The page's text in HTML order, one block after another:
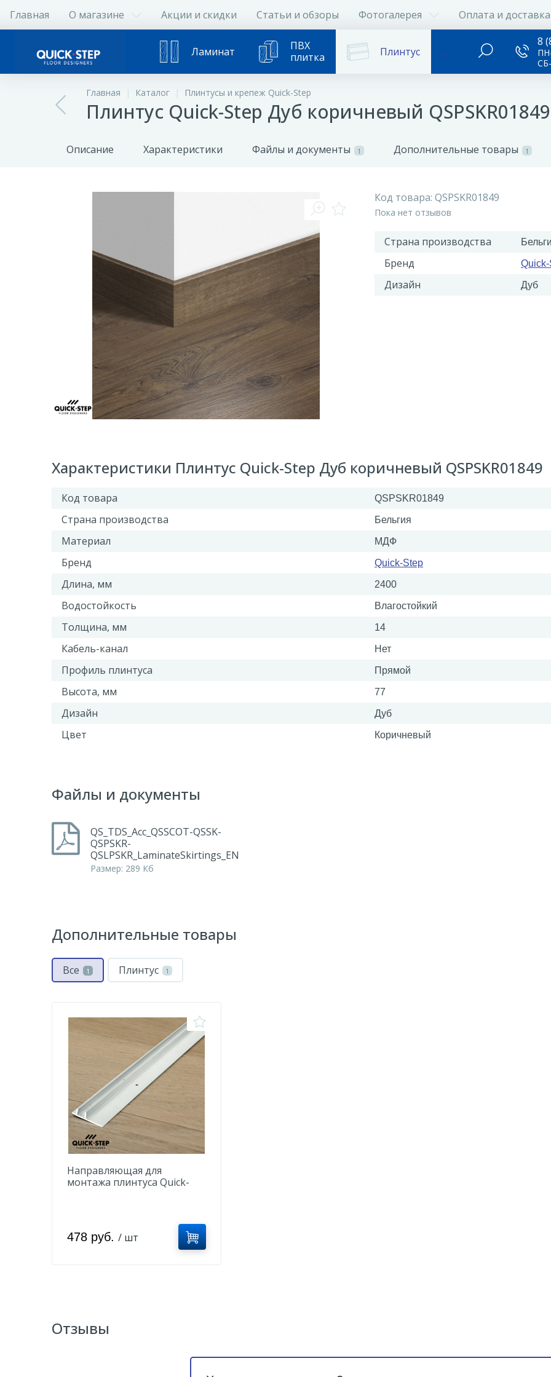
Главная О магазине Акции и скидки Статьи и обзоры Фотогалерея Оплата и доставка
Ламинат
ПВХ
плитка
Плинтус ...
8
Главная Каталог Плинтусы и крепеж Quick-Step
Плинтус Quick-Step Дуб коричневый QSPSKR01849
Описание Характеристики Файлы и документы 1 Дополнительные товары 1
Код товара: QSPSKR01849
Пока нет отзывов
Страна производства
Бренд
Дизайн Дуб
Характеристики Плинтус Quick-Step Дуб коричневый QSPSKR01849
Код товара QSPSKR01849
Страна производства Бельгия
Материал МДФ
Бренд Quick-Step
Длина, мм 2400
Водостойкость Влагостойкий
Толщина, мм 14
Кабель-канал Нет
Профиль плинтуса Прямой
Высота, мм 77
Дизайн Дуб
Цвет Коричневый
Файлы и документы
QS_TDS_Acc_QSSCOT-QSSK-
QSPSKR-
QSLPSKR_LaminateSkirtings_EN
Размер: 289 Кб
Дополнительные товары
Все 1 Плинтус 1
Направляющая для
монтажа плинтуса Quick-
478 руб. / шт
Отзывы